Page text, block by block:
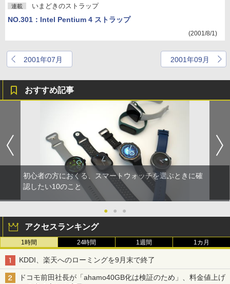
連載 いまどきのストラップ
NO.301：Intel Pentium 4 ストラップ
(2001/8/1)
2001年07月 2001年09月
おすすめ記事
初心者の方におくる、スマートウォッチを選ぶときに確
認したい10のこと
● ● ●
アクセスランキング
1時間 24時間 1週間 1カ月
KDDI、楽天へのローミングを9月末で終了
ドコモ前田社長が「ahamo40GB化は検証のため」、料金値上げ